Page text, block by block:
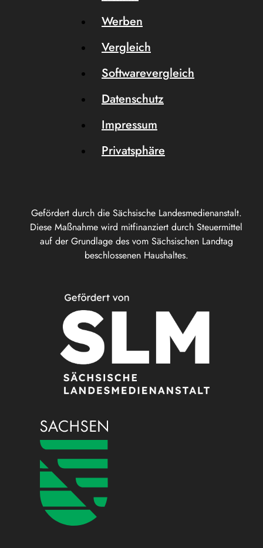
Gefördert durch die Sächsische Landesmedienanstalt.
Diese Maßnahme wird mitfinanziert durch Steuermittel
auf der Grundlage des vom Sächsischen Landtag
beschlossenen Haushaltes.
Werben
Vergleich
Softwarevergleich
Datenschutz
Impressum
Privatsphäre